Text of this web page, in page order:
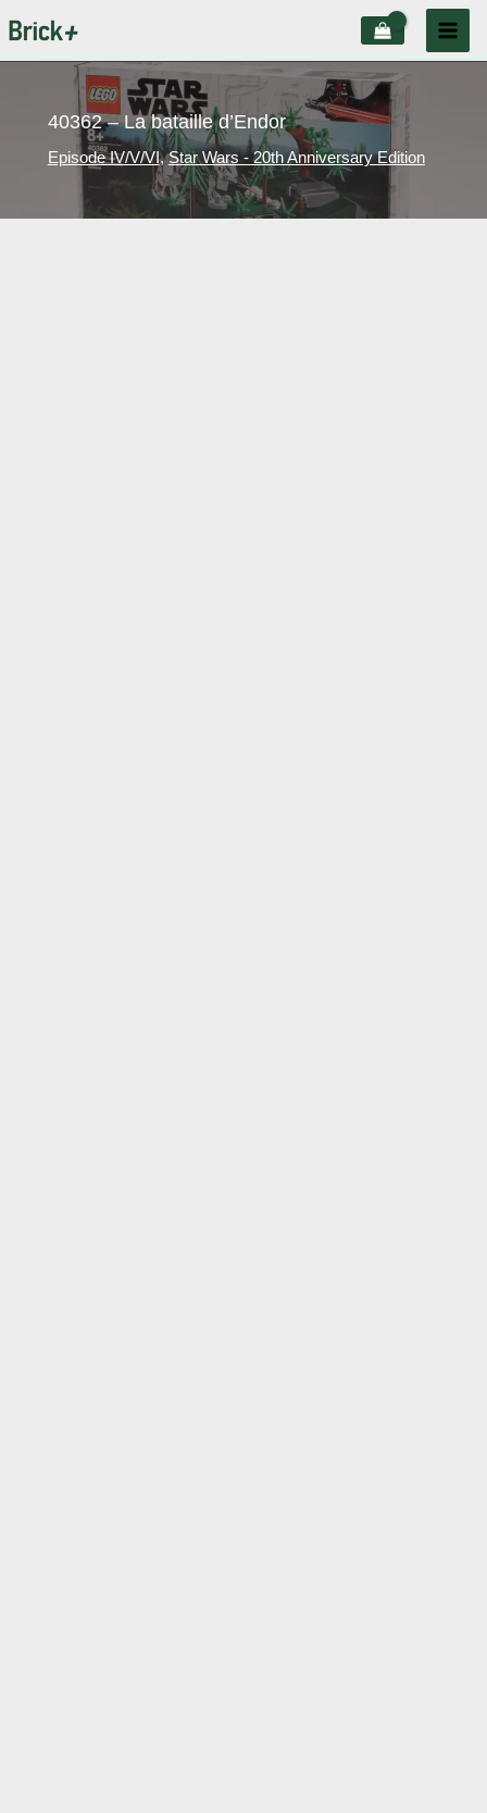
au
40362 – La bataille d’Endor
Episode IV/V/VI,Star Wars - 20th Anniversary Edition